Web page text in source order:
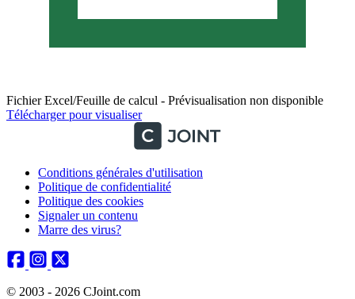
Fichier Excel/Feuille de calcul - Prévisualisation non disponible
Télécharger pour visualiser
Conditions générales d'utilisation
Politique de confidentialité
Politique des cookies
Signaler un contenu
Marre des virus?
© 2003 - 2026 CJoint.com